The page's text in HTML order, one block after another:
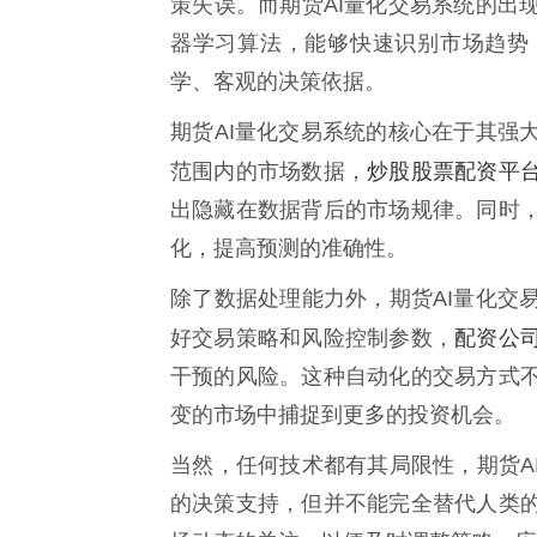
器学习算法，能够快速识别市场趋
学、客观的决策依据。
期货AI量化交易系统的核心在于其强
范围内的市场数据，炒股股票配资平
出隐藏在数据背后的市场规律。同时
化，提高预测的准确性。
除了数据处理能力外，期货AI量化交
好交易策略和风险控制参数，配资公
干预的风险。这种自动化的交易方式
变的市场中捕捉到更多的投资机会。
当然，任何技术都有其局限性，期货
的决策支持，但并不能完全替代人类